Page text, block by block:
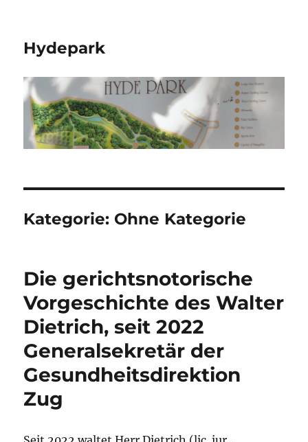
Hydepark
Kategorie: Ohne Kategorie
Die gerichtsnotorische
Vorgeschichte des Walter
Dietrich, seit 2022
Generalsekretär der
Gesundheitsdirektion
Zug